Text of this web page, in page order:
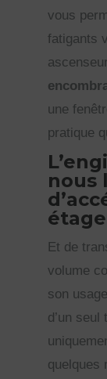
vous
fatigants
une
pratique
nous
Et de
volume
son
d’un
quelques